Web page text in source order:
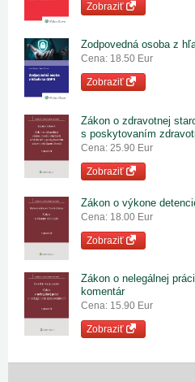
Zobraziť
Zodpovedná osoba z
Cena: 18.50 Eur
Zobraziť
Zákon o zdravotnej
s poskytovaním
Cena: 25.90 Eur
Zobraziť
Zákon o výkone
Cena: 18.00 Eur
Zobraziť
Zákon o nelegálnej
komentár
Cena: 15.90 Eur
Zobraziť